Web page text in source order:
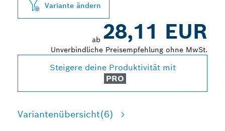
Variante ändern
ab 28,11 EUR
Unverbindliche Preisempfehlung ohne MwSt.
Steigere deine Produktivität mit
PRO
Variantenübersicht(6)